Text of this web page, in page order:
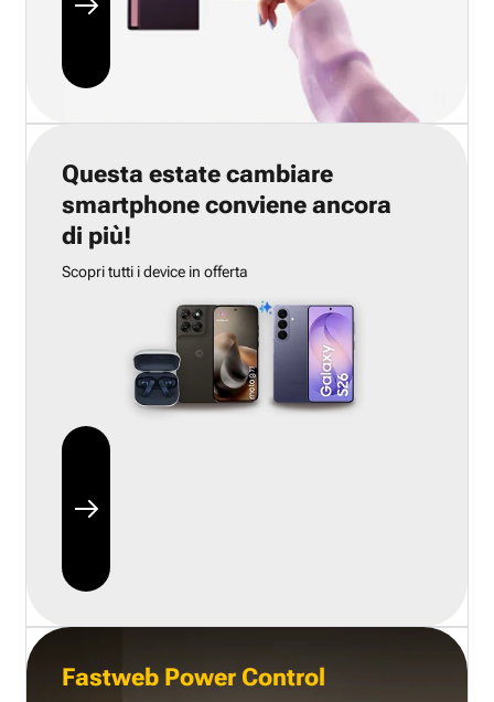
Questa estate cambiare
smartphone conviene ancora
di più!
Scopri tutti i device in offerta
Fastweb Power Control